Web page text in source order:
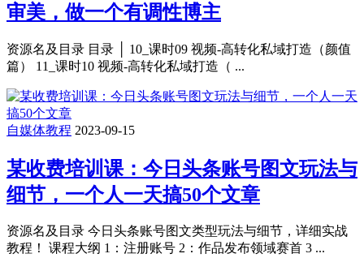
审美，做一个有调性博主
资源名及目录 目录 │ 10_课时09 视频-高转化私域打造（颜值
篇） 11_课时10 视频-高转化私域打造（ ...
自媒体教程 2023-09-15
某收费培训课：今日头条账号图文玩法与
细节，一个人一天搞50个文章
资源名及目录 今日头条账号图文类型玩法与细节，详细实战
教程！ 课程大纲 1：注册账号 2：作品发布领域赛首 3 ...